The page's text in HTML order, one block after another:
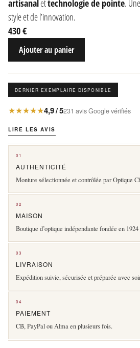
artisanal ettechnologie de pointe.
style et de l’innovation.
430 €
Ajouter au panier
DERNIER EXEMPLAIRE DISPONIBLE
★★★★★4,9 / 5231 avis Google vérifiés
LIRE LES AVIS
01
AUTHENTICITÉ
Monture sélectionnée et contrôlée par Optique
02
MAISON
Boutique d’optique indépendante fondée en
03
LIVRAISON
Expédition suivie, sécurisée et préparée avec
04
PAIEMENT
CB, PayPal ou Alma en plusieurs fois.